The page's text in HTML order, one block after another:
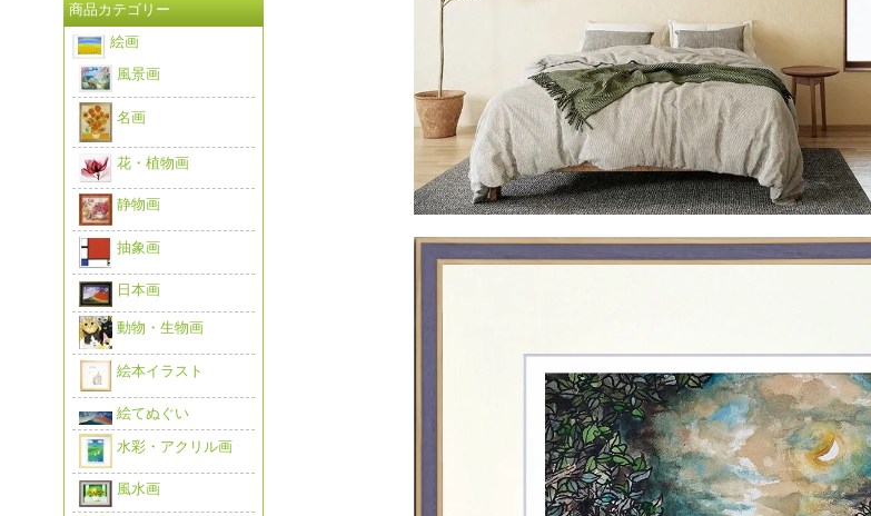
商品カテゴリー
絵画
風景画
名画
花・植物画
静物画
抽象画
日本画
動物・生物画
絵本イラスト
絵てぬぐい
水彩・アクリル画
風水画